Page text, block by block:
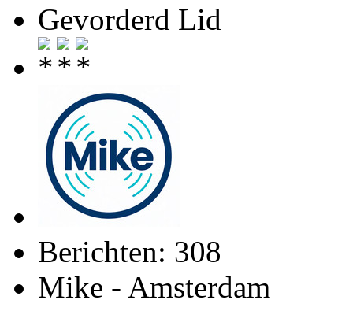
Gevorderd Lid
Berichten: 308
Mike - Amsterdam